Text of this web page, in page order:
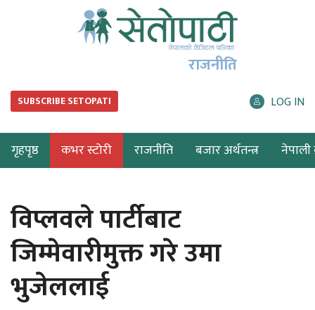
राजनीति
SUBSCRIBE SETOPATI LOG IN
गृहपृष्ठ कभर स्टोरी राजनीति बजार अर्थतन्त्र नेपाली
विप्लवले पार्टीबाट
जिम्मेवारीमुक्त गरे उमा
भुजेललाई